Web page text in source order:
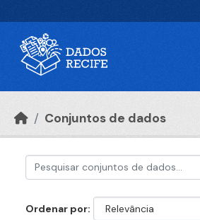
Conjuntos de dados
Ordenar por